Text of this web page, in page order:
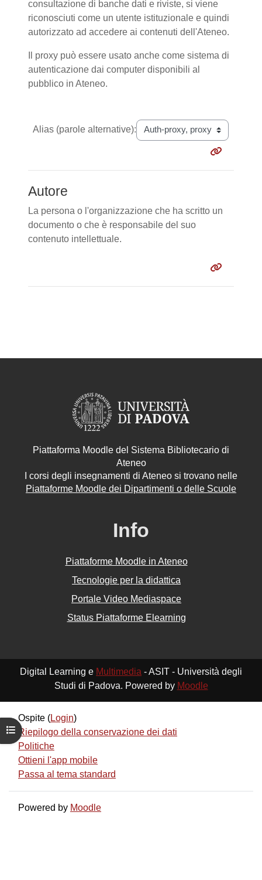
Apri indice del corso
consultazione di banche dati e riviste, si viene
riconosciuti come un utente istituzionale e quindi
autorizzato ad accedere ai contenuti dell'Ateneo.
Il proxy può essere usato anche come sistema di
autenticazione dai computer disponibili al
pubblico in Ateneo.
Alias (parole alternative):
Autore
La persona o l'organizzazione che ha scritto un
documento o che è responsabile del suo
contenuto intellettuale.
Piattaforma Moodle del Sistema Bibliotecario di
Ateneo
I corsi degli insegnamenti di Ateneo si trovano nelle
Piattaforme Moodle dei Dipartimenti o delle Scuole
Info
Piattaforme Moodle in Ateneo
Tecnologie per la didattica
Portale Video Mediaspace
Status Piattaforme Elearning
Digital Learning e Multimedia - ASIT - Università degli
Studi di Padova. Powered by Moodle
Ospite (Login)
Riepilogo della conservazione dei dati
Politiche
Ottieni l'app mobile
Passa al tema standard
Powered by Moodle